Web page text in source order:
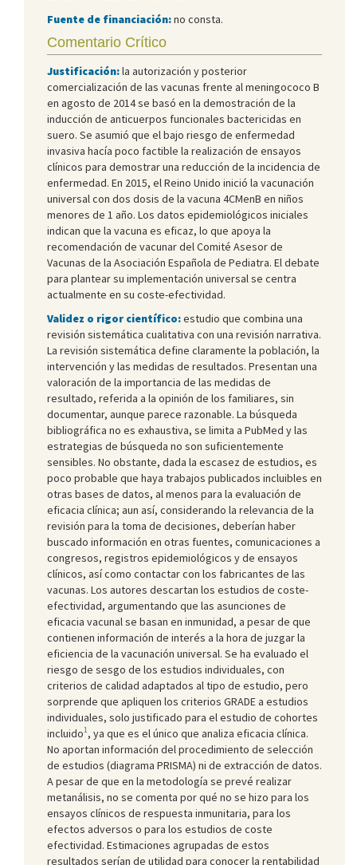
Fuente de financiación:no consta.
Comentario Crítico
Justificación:la autorización y posterior
comercialización de las vacunas frente al meningococo B
en agosto de 2014 se basó en la demostración de la
inducción de anticuerpos funcionales bactericidas en
suero. Se asumió que el bajo riesgo de enfermedad
invasiva hacía poco factible la realización de ensayos
clínicos para demostrar una reducción de la incidencia de
enfermedad. En 2015, el Reino Unido inició la vacunación
universal con dos dosis de la vacuna 4CMenB en niños
menores de 1 año. Los datos epidemiológicos iniciales
indican que la vacuna es eficaz, lo que apoya la
recomendación de vacunar del Comité Asesor de
Vacunas de la Asociación Española de Pediatra. El debate
para plantear su implementación universal se centra
actualmente en su coste-efectividad.
Validez o rigor científico:estudio que combina una
revisión sistemática cualitativa con una revisión narrativa.
La revisión sistemática define claramente la población, la
intervención y las medidas de resultados. Presentan una
valoración de la importancia de las medidas de
resultado, referida a la opinión de los familiares, sin
documentar, aunque parece razonable. La búsqueda
bibliográfica no es exhaustiva, se limita a PubMed y las
estrategias de búsqueda no son suficientemente
sensibles. No obstante, dada la escasez de estudios, es
poco probable que haya trabajos publicados incluibles en
otras bases de datos, al menos para la evaluación de
eficacia clínica; aun así, considerando la relevancia de la
revisión para la toma de decisiones, deberían haber
buscado información en otras fuentes, comunicaciones a
congresos, registros epidemiológicos y de ensayos
clínicos, así como contactar con los fabricantes de las
vacunas. Los autores descartan los estudios de coste-
efectividad, argumentando que las asunciones de
eficacia vacunal se basan en inmunidad, a pesar de que
contienen información de interés a la hora de juzgar la
eficiencia de la vacunación universal. Se ha evaluado el
riesgo de sesgo de los estudios individuales, con
criterios de calidad adaptados al tipo de estudio, pero
sorprende que apliquen los criterios GRADE a estudios
individuales, solo justificado para el estudio de cohortes
incluido1, ya que es el único que analiza eficacia clínica.
No aportan información del procedimiento de selección
de estudios (diagrama PRISMA) ni de extracción de datos.
A pesar de que en la metodología se prevé realizar
metanálisis, no se comenta por qué no se hizo para los
ensayos clínicos de respuesta inmunitaria, para los
efectos adversos o para los estudios de coste
efectividad. Estimaciones agrupadas de estos
resultados serían de utilidad para conocer la rentabilidad